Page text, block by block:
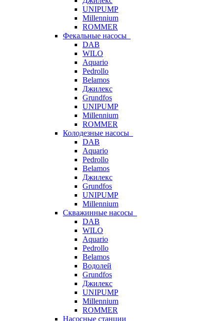
UNIPUMP
Millennium
ROMMER
Фекальные насосы
DAB
WILO
Aquario
Pedrollo
Belamos
Джилекс
Grundfos
UNIPUMP
Millennium
ROMMER
Колодезные насосы
DAB
Aquario
Pedrollo
Belamos
Джилекс
Grundfos
UNIPUMP
Millennium
Скважинные насосы
DAB
WILO
Aquario
Pedrollo
Belamos
Водолей
Grundfos
Джилекс
UNIPUMP
Millennium
ROMMER
Насосные станции